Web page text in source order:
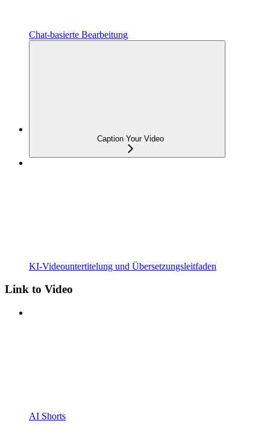
Chat-basierte Bearbeitung
Caption Your Video
KI-Videountertitelung und Übersetzungsleitfaden
Link to Video
AI Shorts